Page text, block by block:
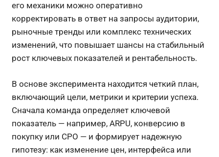
его механики можно оперативно
корректировать в ответ на запросы аудитории,
рыночные тренды или комплекс технических
изменений, что повышает шансы на стабильный
рост ключевых показателей и рентабельность.
В основе эксперимента находится четкий план,
включающий цели, метрики и критерии успеха.
Сначала команда определяет ключевой
показатель — например, ARPU, конверсию в
покупку или CPO — и формирует надежную
гипотезу: как изменение цен, интерфейса или